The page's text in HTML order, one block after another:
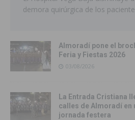
demora quirúrgica de los
Almoradí pone el
Feria y Fiestas 2026
03/08/2026
La Entrada Cristiana
calles de Almoradí en
jornada festera